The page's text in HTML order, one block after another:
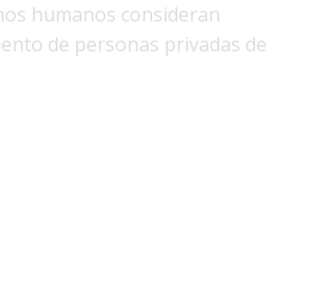
humanos consideran
de personas privadas de